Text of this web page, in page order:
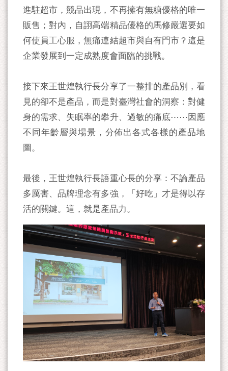
進駐超市，競品出現，不再擁有無糖優格的唯一
販售；對內，自詡高端精品優格的馬修嚴選要如
何使員工心服，無痛連結超市與自有門市？這是
企業發展到一定成熟度會面臨的挑戰。
接下來王世煌執行長分享了一整排的產品別，看
見的卻不是產品，而是對臺灣社會的洞察：對健
身的需求、失眠率的攀升、過敏的痛底⋯⋯因應
不同年齡層與場景，分佈出各式各樣的產品地
圖。
最後，王世煌執行長語重心長的分享：不論產品
多厲害、品牌理念有多強，「好吃」才是得以存
活的關鍵。這，就是產品力。